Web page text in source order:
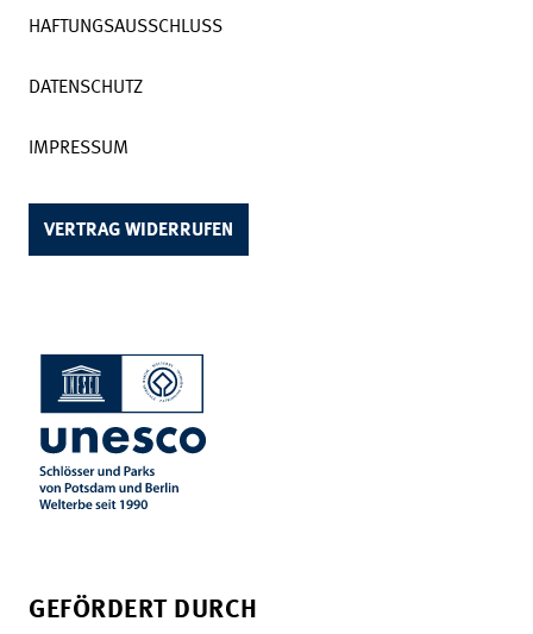
HAFTUNGSAUSSCHLUSS
DATENSCHUTZ
IMPRESSUM
VERTRAG WIDERRUFEN
GEFÖRDERT DURCH